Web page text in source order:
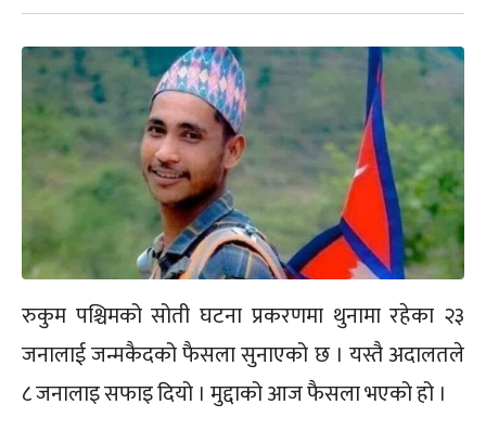
रुकुम पश्चिमको सोती घटना प्रकरणमा थुनामा रहेका २३
जनालाई जन्मकैदको फैसला सुनाएको छ । यस्तै अदालतले
८ जनालाइ सफाइ दियो । मुद्दाको आज फैसला भएको हो ।